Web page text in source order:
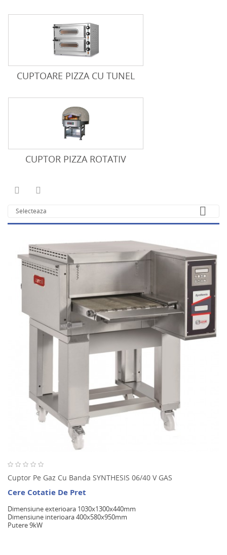
CUPTOARE PIZZA CU TUNEL
CUPTOR PIZZA ROTATIV
 
Selecteaza 
Cuptor Pe Gaz Cu Banda SYNTHESIS 06/40 V GAS
Cere Cotatie De Pret
Dimensiune exterioara 1030x1300x440mm
Dimensiune interioara 400x580x950mm
Putere 9kW